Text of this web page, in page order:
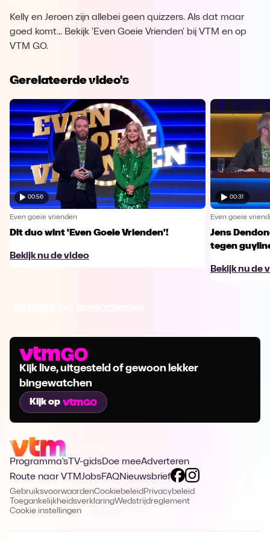
Kelly en Jeroen zijn allebei geen quizzers. Als dat maar
goed komt... Bekijk 'Even Goeie Vrienden' bij VTM en op
VTM GO.
Gerelateerde video's
00:56
Even goeie vrienden
Dit duo wint 'Even Goeie Vrienden'!
Bekijk nu de video
00:31
Even goeie
Jens
tegen
Bekijk nu de
Kijk live, uitgesteld of gewoon lekker
bingewatchen
Kijk op
Programma's TV-gidsDoe meeAdverteren
Route naar VTMJobsFAQNieuwsbrief
GebruiksvoorwaardenCookiebeleid Privacybeleid
ToegankelijkheidsverklaringWedstrijdreglement
Cookie instellingen